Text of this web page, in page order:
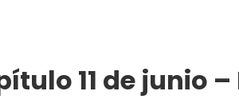
11 de junio –